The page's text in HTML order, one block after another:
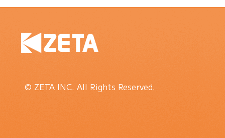
© ZETA INC. All Rights Reserved.